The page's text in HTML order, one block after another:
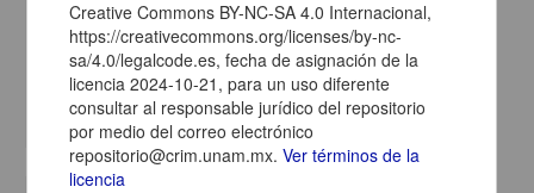
López Leyva, Miguel Armando - Instituto de Investigaciones
Sociales, UNAM
2024-03-21
Ciencias Sociales y Económicas
Creative Commons BY-NC-SA 4.0 Internacional,
https://creativecommons.org/licenses/by-nc-
sa/4.0/legalcode.es, fecha de asignación de la
licencia 2024-10-21, para un uso diferente
consultar al responsable jurídico del repositorio
por medio del correo electrónico
repositorio@crim.unam.mx.Ver términos de la
licencia